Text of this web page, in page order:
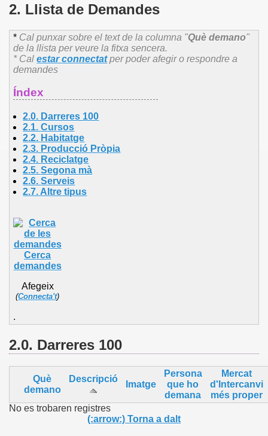
2. Llista de Demandes
* Cal punxar sobre el text de la columna "Què demano"
de la llista per veure la fitxa sencera.
* Calestar connectatper poder afegir o respondre a
demandes
Índex
2.0. Darreres 100
2.1.Cursos
2.2. Habitatge
2.3. Producció Pròpia
2.4. Reciclatge
2.5.Segona mà
2.6.Serveis
2.7. Altre tipus
Cerca
demandes
Afegeix
(Connecta't)
.
2.0. Darreres 100
Què
demano
Descripció
Imatge
Persona
que ho
demana
Mercat
d'Intercanvi
més proper
No es trobaren registres
(:arrow:) Torna a dalt